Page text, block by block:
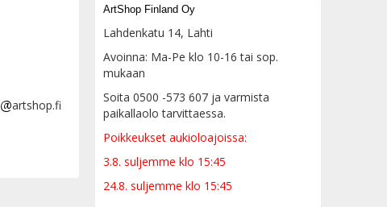
artshop.fi
ArtShop Finland Oy
Lahdenkatu 14, Lahti
Avoinna: Ma-Pe klo 10-16 tai sop.
mukaan
Soita 0500 -573 607 ja varmista
paikallaolo tarvittaessa.
Poikkeukset aukioloajoissa:
3.8. suljemme klo 15:45
24.8. suljemme klo 15:45